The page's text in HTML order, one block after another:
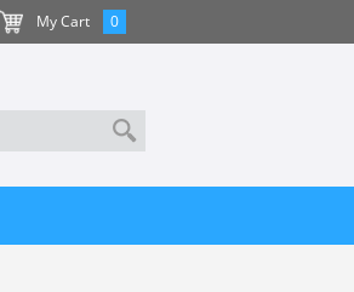
My Cart 0